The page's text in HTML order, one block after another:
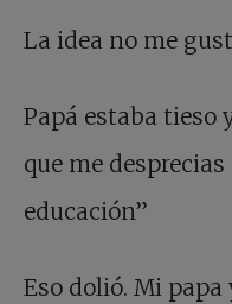
La idea no me
Papá estaba tieso
que me
educación”
Eso dolió. Mi papa